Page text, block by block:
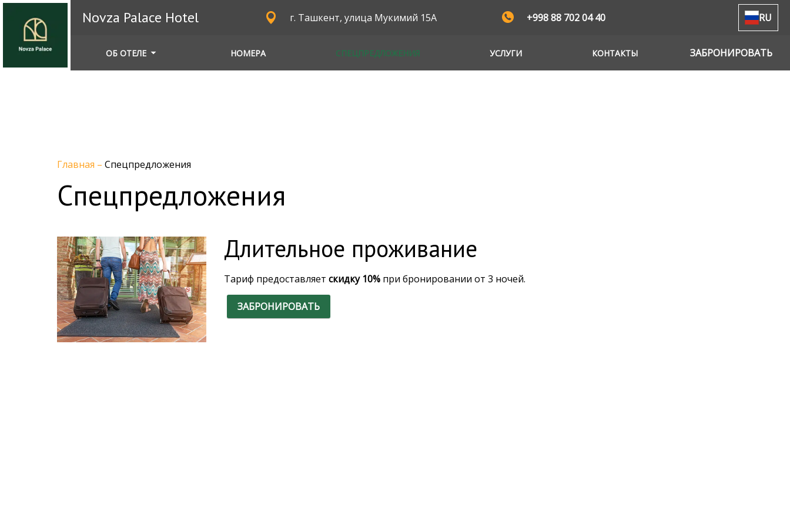
Novza Palace Hotel г. Ташкент, улица Мукимий 15А +998 88 702 04 40 RU
ОБ ОТЕЛЕ НОМЕРА СПЕЦПРЕДЛОЖЕНИЯ УСЛУГИ КОНТАКТЫ ЗАБРОНИРОВАТЬ
Главная – Спецпредложения
Спецпредложения
Длительное проживание
Тариф предоставляетскидку 10% при бронировании от 3 ночей.
ЗАБРОНИРОВАТЬ